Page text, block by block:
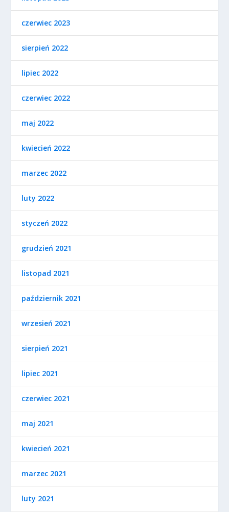
czerwiec 2023
sierpień 2022
lipiec 2022
czerwiec 2022
maj 2022
kwiecień 2022
marzec 2022
luty 2022
styczeń 2022
grudzień 2021
listopad 2021
październik 2021
wrzesień 2021
sierpień 2021
lipiec 2021
czerwiec 2021
maj 2021
kwiecień 2021
marzec 2021
luty 2021